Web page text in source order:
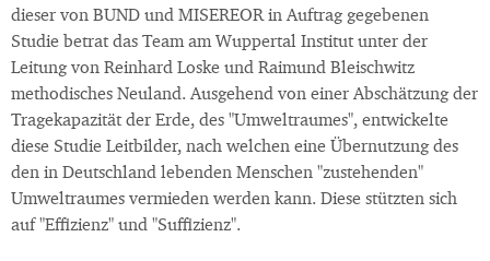
dieser von BUND und MISEREOR in Auftrag gegebenen
Studie betrat das Team am Wuppertal Institut unter der
Leitung von Reinhard Loske und Raimund Bleischwitz
methodisches Neuland. Ausgehend von einer Abschätzung der
Tragekapazität der Erde, des "Umweltraumes", entwickelte
diese Studie Leitbilder, nach welchen eine Übernutzung des
den in Deutschland lebenden Menschen "zustehenden"
Umweltraumes vermieden werden kann. Diese stützten sich
auf "Effizienz" und "Suffizienz".